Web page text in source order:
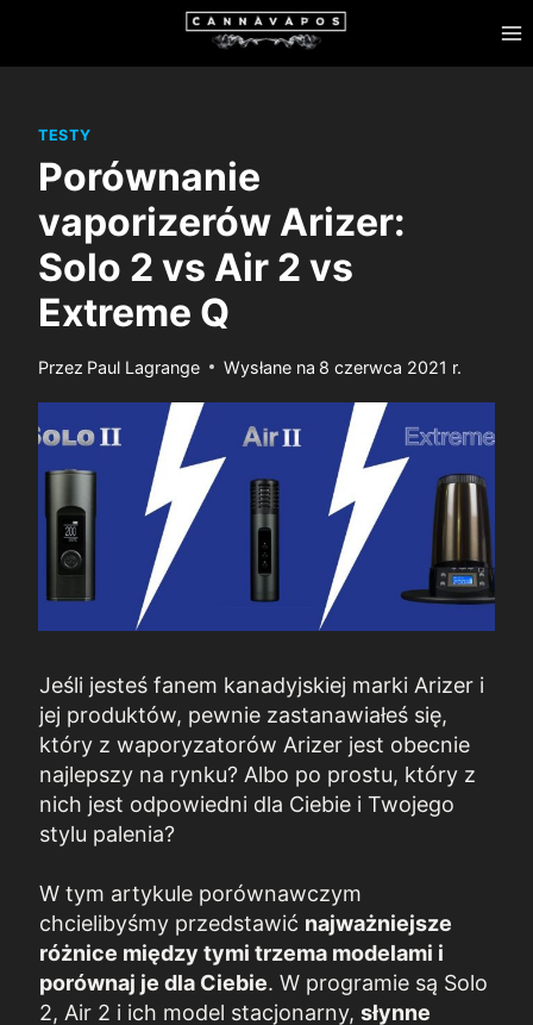
TESTY
Porównanie
vaporizerów Arizer:
Solo 2 vs Air 2 vs
Extreme Q
Przez Paul Lagrange Wysłane na 8 czerwca 2021 r.
Jeśli jesteś fanem kanadyjskiej marki Arizer i
jej produktów, pewnie zastanawiałeś się,
który z waporyzatorów Arizer jest obecnie
najlepszy na rynku? Albo po prostu, który z
nich jest odpowiedni dla Ciebie i Twojego
stylu palenia?
W tym artykule porównawczym
chcielibyśmy przedstawić najważniejsze
różnice między tymi trzema modelami i
porównaj je dla Ciebie. W programie są Solo
2, Air 2 i ich model stacjonarny, słynne